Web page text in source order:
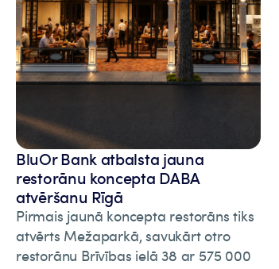
BluOr Bank atbalsta jauna
restorānu koncepta DABA
atvēršanu Rīgā
Pirmais jaunā koncepta restorāns tiks
atvērts Mežaparkā, savukārt otro
restorānu Brīvības ielā 38 ar 575 000